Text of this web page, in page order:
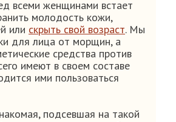
всеми женщинами встает
молодость кожи,
или скрыть свой возраст. Мы
для лица от морщин, а
средства против
имеют в своем составе
ими пользоваться
подсевшая на такой